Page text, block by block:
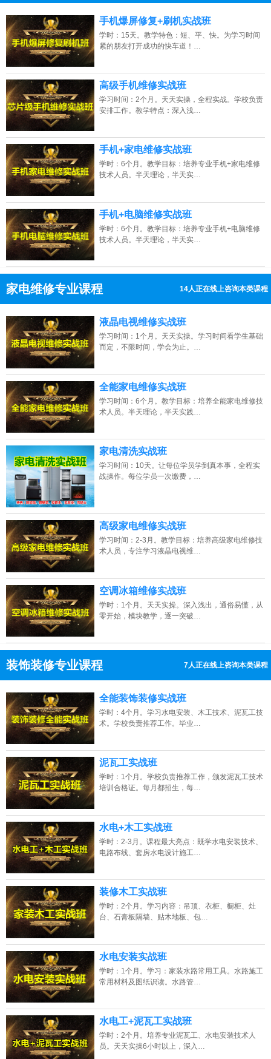
点击免费咨询电话：13807313137
手机爆屏修复+刷机实战班
学时：15天。教学特色：短、平、快。为学习时间
紧的朋友打开成功的快车道！…
高级手机维修实战班
学习时间：2个月。天天实操，全程实战。学校负责
安排工作。教学特点：深入浅…
手机+家电维修实战班
学时：6个月。教学目标：培养专业手机+家电维修
技术人员。半天理论，半天实…
手机+电脑维修实战班
学时：6个月。教学目标：培养专业手机+电脑维修
技术人员。半天理论，半天实…
家电维修专业课程 13人正在线上咨询本类课程
点击免费咨询电话：13807313137
液晶电视维修实战班
学习时间：1个月。天天实操。学习时间看学生基础
而定，不限时间，学会为止。…
全能家电维修实战班
学习时间：6个月。教学目标：培养全能家电维修技
术人员。半天理论，半天实践…
家电清洗实战班
学习时间：10天。让每位学员学到真本事，全程实
战操作。每位学员一次缴费，…
高级家电维修实战班
学习时间：2-3月。教学目标：培养高级家电维修技
术人员，专注学习液晶电视维…
空调冰箱维修实战班
学时：1个月。天天实操。深入浅出，通俗易懂，从
零开始，模块教学，逐一突破…
装饰装修专业课程 7人正在线上咨询本类课程
点击免费咨询电话：13807313137
全能装饰装修实战班
学时：4个月。学习水电安装、木工技术、泥瓦工技
术。学校负责推荐工作。毕业…
泥瓦工实战班
学时：1个月。学校负责推荐工作，颁发泥瓦工技术
培训合格证。每月都招生，每…
水电+木工实战班
学时：2-3月。课程最大亮点：既学水电安装技术、
电路布线、套房水电设计施工…
装修木工实战班
学时：2个月。学习内容：吊顶、衣柜、橱柜、灶
台、石膏板隔墙、贴木地板、包…
水电安装实战班
学时：1个月。学习：家装水路常用工具。水路施工
常用材料及图纸识读。水路管…
水电工+泥瓦工实战班
学时：2个月。培养专业泥瓦工、水电安装技术人
员。天天实操6小时以上，深入…